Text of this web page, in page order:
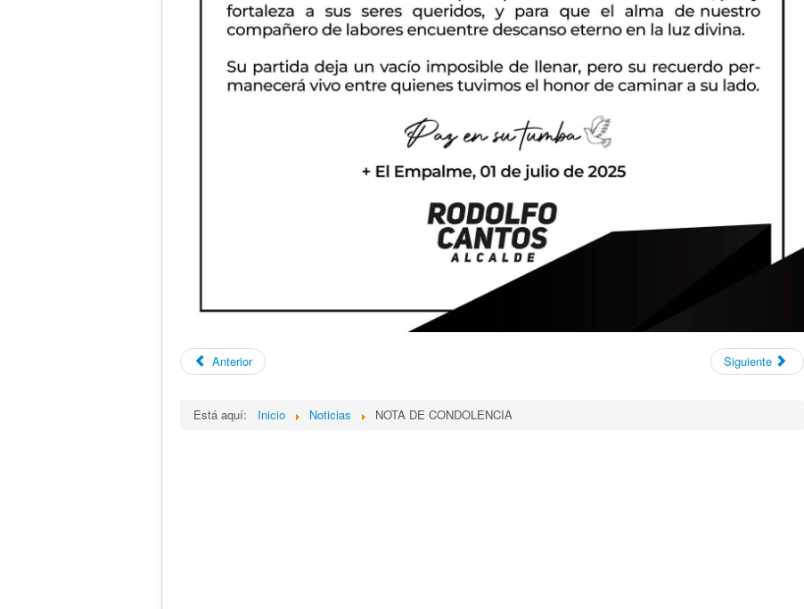
Anterior Siguiente
Está aquí: Inicio Noticias NOTA DE CONDOLENCIA